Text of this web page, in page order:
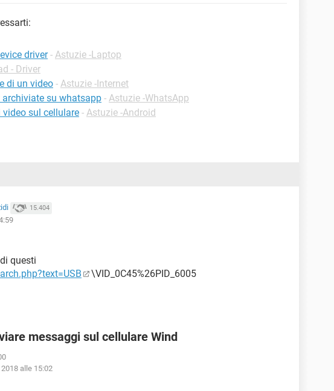
driver - Astuzie -Laptop
- Driver
di un video - Astuzie -Internet
archiviate su whatsapp - Astuzie -WhatsApp
video sul cellulare - Astuzie -Android
15.404
questi
\VID_0C45%26PID_6005
messaggi sul cellulare Wind
2018 alle 15:02